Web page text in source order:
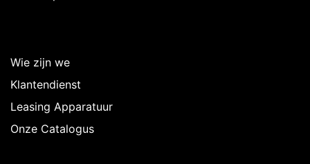
Wie zijn we
Klantendienst
Leasing Apparatuur
Onze Catalogus